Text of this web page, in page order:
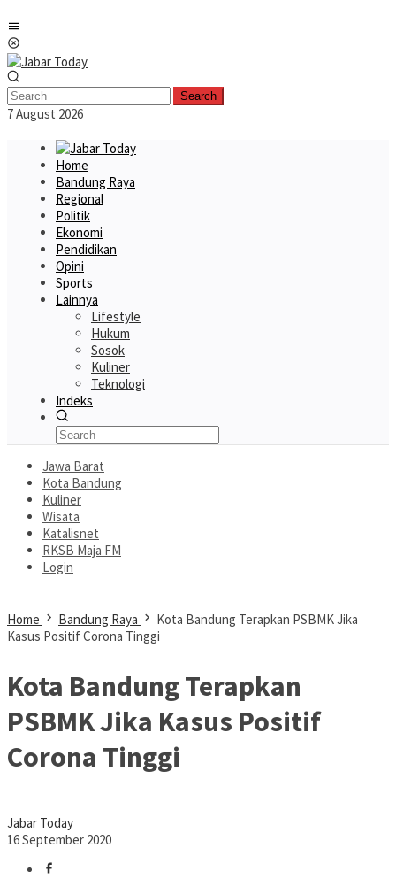
to
content
Search
7 August 2026
Home
Bandung Raya
Regional
Politik
Ekonomi
Pendidikan
Opini
Sports
Lainnya
Lifestyle
Hukum
Sosok
Kuliner
Teknologi
Indeks
Jawa Barat
Kota Bandung
Kuliner
Wisata
Katalisnet
RKSB Maja FM
Login
Home Bandung Raya
Kota Bandung Terapkan PSBMK Jika
Kasus Positif Corona Tinggi
Kota Bandung Terapkan
PSBMK Jika Kasus Positif
Corona Tinggi
Jabar Today
16 September 2020